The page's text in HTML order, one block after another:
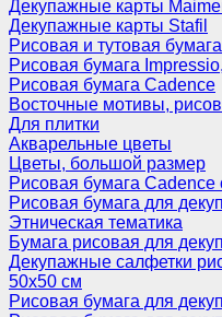
Декупажные карты
Декупажные карты Stafil
Рисовая и тутовая
Рисовая бумага
Рисовая бумага Cadence
Восточные мотивы,
Для плитки
Акварельные цветы
Цветы, большой размер
Рисовая бумага Cadence
Рисовая бумага для
Этническая тематика
Бумага рисовая для
Декупажные салфетки
50х50 см
Рисовая бумага для